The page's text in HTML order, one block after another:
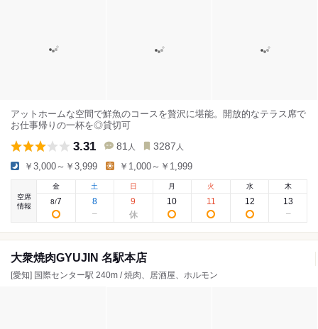
アットホームな空間で鮮魚のコースを贅沢に堪能。開放的なテラス席で
お仕事帰りの一杯を◎貸切可
3.31 81 人 3287 人
￥3,000～￥3,999 ￥1,000～￥1,999
空席
情報
金
8/7
土
8
日
9
月
10
火
11
水
12
木
13
大衆焼肉GYUJIN 名駅本店
[愛知] 国際センター駅 240m / 焼肉、居酒屋、ホルモン